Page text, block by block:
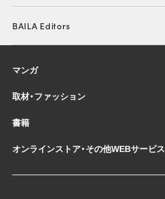
BAILA Editors
マンガ
取材・ファッション
書籍
オンラインストア・その他WEBサービス